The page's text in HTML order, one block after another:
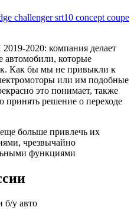
challenger srt10 concept coupe
2020: компания делает
автомобили, которые
Как бы мы не привыкли к
или им подобные
это понимает, также
решение о переходе
больше привлечь их
чрезвычайно
функциями
б/у авто